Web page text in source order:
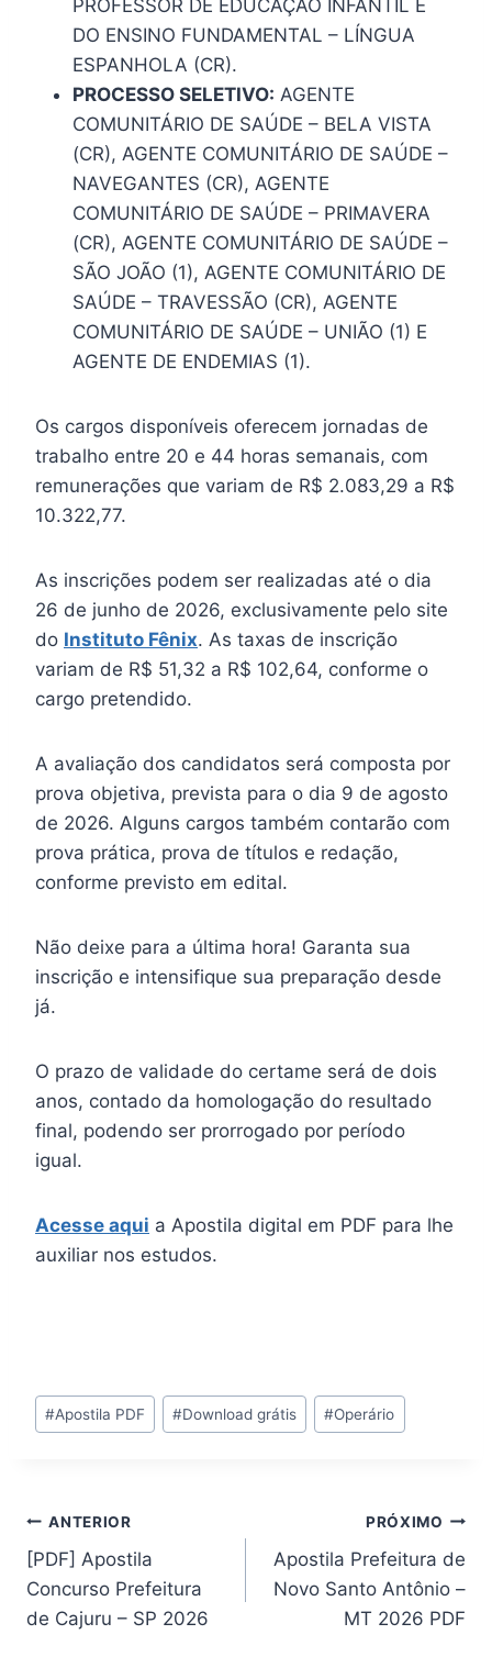
PROFESSOR DE EDUCAÇÃO INFANTIL E
DO ENSINO FUNDAMENTAL – LÍNGUA
ESPANHOLA (CR).
PROCESSO SELETIVO: AGENTE
COMUNITÁRIO DE SAÚDE – BELA VISTA
(CR), AGENTE COMUNITÁRIO DE SAÚDE –
NAVEGANTES (CR), AGENTE
COMUNITÁRIO DE SAÚDE – PRIMAVERA
(CR), AGENTE COMUNITÁRIO DE SAÚDE –
SÃO JOÃO (1), AGENTE COMUNITÁRIO DE
SAÚDE – TRAVESSÃO (CR), AGENTE
COMUNITÁRIO DE SAÚDE – UNIÃO (1) E
AGENTE DE ENDEMIAS (1).
Os cargos disponíveis oferecem jornadas de
trabalho entre 20 e 44 horas semanais, com
remunerações que variam de R$ 2.083,29 a R$
10.322,77.
As inscrições podem ser realizadas até o dia
26 de junho de 2026, exclusivamente pelo site
do Instituto Fênix. As taxas de inscrição
variam de R$ 51,32 a R$ 102,64, conforme o
cargo pretendido.
A avaliação dos candidatos será composta por
prova objetiva, prevista para o dia 9 de agosto
de 2026. Alguns cargos também contarão com
prova prática, prova de títulos e redação,
conforme previsto em edital.
Não deixe para a última hora! Garanta sua
inscrição e intensifique sua preparação desde
já.
O prazo de validade do certame será de dois
anos, contado da homologação do resultado
final, podendo ser prorrogado por período
igual.
Acesse aqui a Apostila digital em PDF para lhe
auxiliar nos estudos.
Tags
do
#Apostila PDF #Download grátis #Operário
Navegação
de
Post
ANTERIOR
[PDF] Apostila
Concurso Prefeitura
de Cajuru – SP 2026
PRÓXIMO
Apostila Prefeitura de
Novo Santo Antônio –
MT 2026 PDF